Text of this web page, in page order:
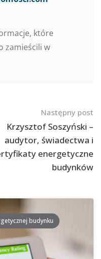
które
zamieścili w
Następny post
Krzysztof Soszyński –
audytor, świadectwa i
energetyczne
budynków
budynku